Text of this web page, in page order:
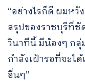
“อย่างไรก็ดี ผมหวั
สรุปของราชบุรีที่ชั
วินาทีนี้ มีน้องๆ ก
กำลังเฝ้ารอที่จะไ
อื่นๆ”